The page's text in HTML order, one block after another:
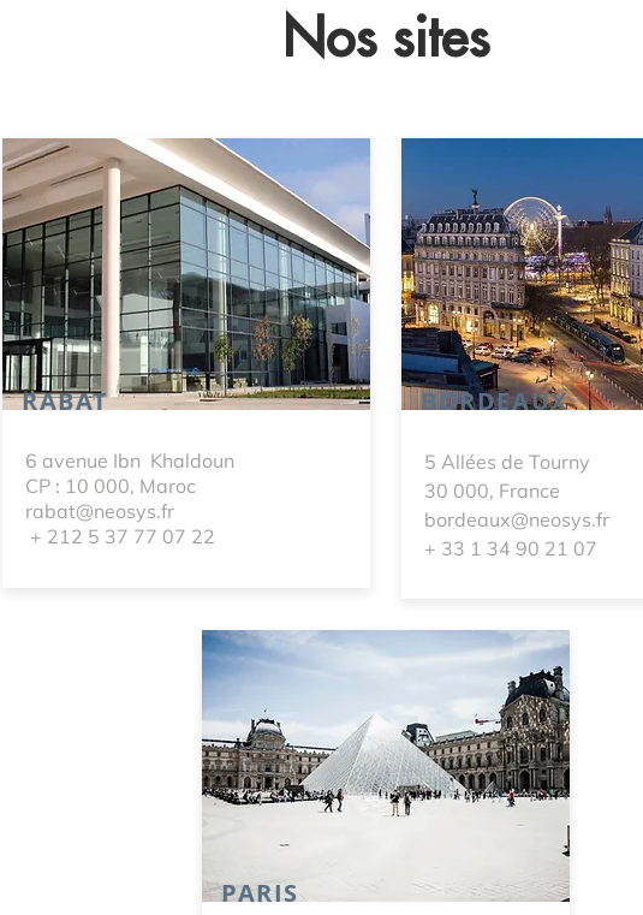
Nos sites
RABAT
6 avenue Ibn Khaldoun
CP : 10 000, Maroc
rabat@neosys.fr
+ 212 5 37 77 07 22
BORDEAUX
5 Allées de Tourny
30 000, France
bordeaux@neosys.fr
+ 33 1 34 90 21 07
PARIS